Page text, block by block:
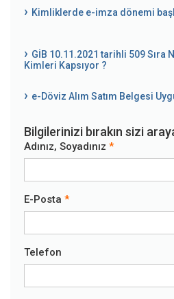
Kimliklerde e-imza dönemi
GİB 10.11.2021 tarihli 509 Sıra
Kimleri Kapsıyor ?
e-Döviz Alım Satım Belgesi
Bilgilerinizi bırakın sizi
Adınız, Soyadınız
E-Posta
Telefon